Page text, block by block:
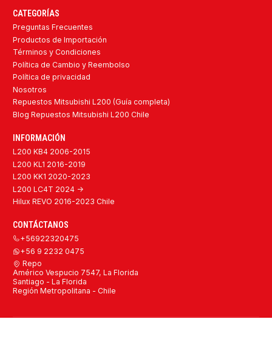
CATEGORÍAS
Preguntas Frecuentes
Productos de Importación
Términos y Condiciones
Política de Cambio y Reembolso
Política de privacidad
Nosotros
Repuestos Mitsubishi L200 (Guía completa)
Blog Repuestos Mitsubishi L200 Chile
INFORMACIÓN
L200 KB4 2006-2015
L200 KL1 2016-2019
L200 KK1 2020-2023
L200 LC4T 2024 ->
Hilux REVO 2016-2023 Chile
CONTÁCTANOS
+56922320475
+56 9 2232 0475
Repo
Américo Vespucio 7547, La Florida
Santiago - La Florida
Región Metropolitana - Chile